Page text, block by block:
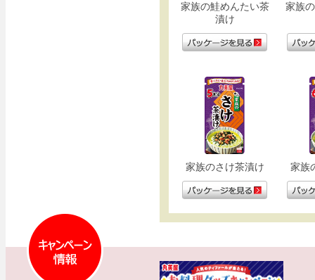
家族の鮭めんたい茶
漬け
家族
家族のさけ茶漬け 家族